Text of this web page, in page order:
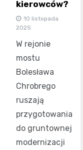
kierowców?
10 listopada
2025
W rejonie
mostu
Bolesława
Chrobrego
ruszają
przygotowania
do gruntownej
modernizacji